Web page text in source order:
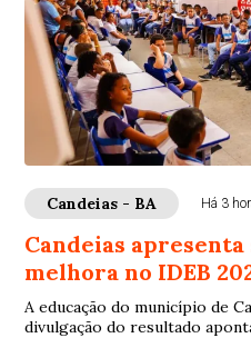
Candeias - BA Há 3
Candeias
melhora no IDEB
A educação do município de
divulgação do resultado